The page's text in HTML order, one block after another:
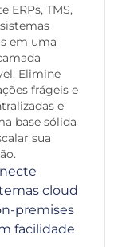
ERPs, TMS,
em uma
Elimine
frágeis e
e
base sólida
sua
cloud
premises
facilidade